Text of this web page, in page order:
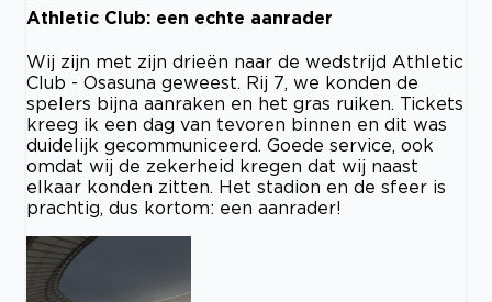
Athletic Club: een echte aanrader
Wij zijn met zijn drieën naar de wedstrijd Athletic
Club - Osasuna geweest. Rij 7, we konden de
spelers bijna aanraken en het gras ruiken. Tickets
kreeg ik een dag van tevoren binnen en dit was
duidelijk gecommuniceerd. Goede service, ook
omdat wij de zekerheid kregen dat wij naast
elkaar konden zitten. Het stadion en de sfeer is
prachtig, dus kortom: een aanrader!